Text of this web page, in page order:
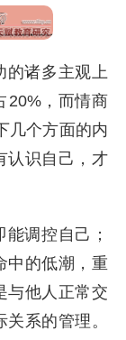
的诸多主观上
20%，而情商
几个方面的内
认识自己，才
调控自己；
中的低潮，重
与他人正常交
系的管理。